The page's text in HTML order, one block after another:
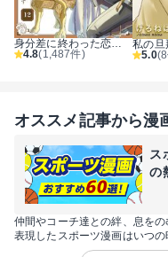
身分差に終わった恋を、今さらですが。
4.8(1,487件)
5.0
オススメ記事から漫
ス
の
仲間やコーチ達との絆、息を
表現したスポーツ漫画はいつ
ル、サッカー、野球などの人